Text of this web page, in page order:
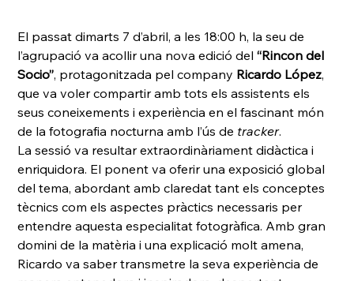
El passat dimarts 7 d’abril, a les 18:00 h, la seu de
l’agrupació va acollir una nova edició del “Rincon del
Socio”, protagonitzada pel company Ricardo López,
que va voler compartir amb tots els assistents els
seus coneixements i experiència en el fascinant món
de la fotografia nocturna amb l’ús de tracker.
La sessió va resultar extraordinàriament didàctica i
enriquidora. El ponent va oferir una exposició global
del tema, abordant amb claredat tant els conceptes
tècnics com els aspectes pràctics necessaris per
entendre aquesta especialitat fotogràfica. Amb gran
domini de la matèria i una explicació molt amena,
Ricardo va saber transmetre la seva experiència de